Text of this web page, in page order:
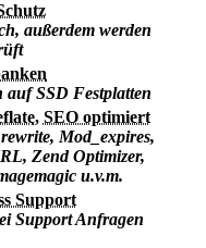
außerdem werden
auf SSD Festplatten
, SEO optimiert
Mod_expires,
Zend Optimizer,
u.v.m.
Support
Support Anfragen